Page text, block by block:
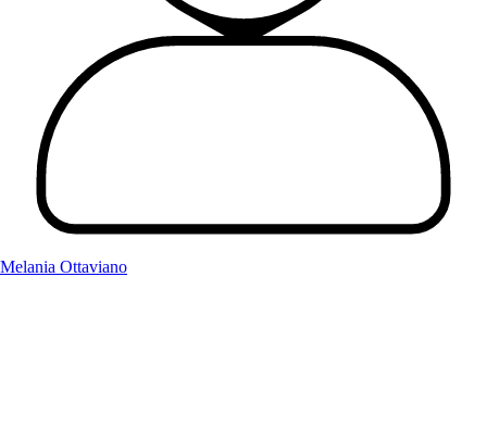
Melania Ottaviano